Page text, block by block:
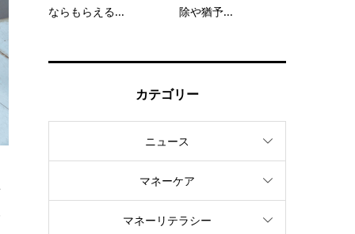
ならもらえる...
除や猶予...
カテゴリー
ニュース
マネーケア
マネーリテラシー